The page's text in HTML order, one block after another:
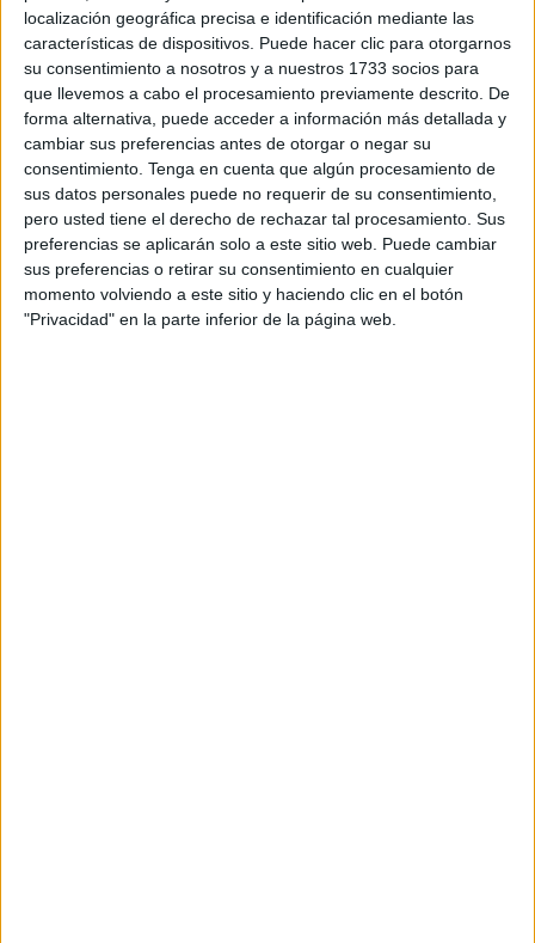
localización geográfica precisa e identificación mediante las
características de dispositivos. Puede hacer clic para otorgarnos
su consentimiento a nosotros y a nuestros 1733 socios para
que llevemos a cabo el procesamiento previamente descrito. De
forma alternativa, puede acceder a información más detallada y
cambiar sus preferencias antes de otorgar o negar su
consentimiento. Tenga en cuenta que algún procesamiento de
sus datos personales puede no requerir de su consentimiento,
pero usted tiene el derecho de rechazar tal procesamiento. Sus
preferencias se aplicarán solo a este sitio web. Puede cambiar
sus preferencias o retirar su consentimiento en cualquier
momento volviendo a este sitio y haciendo clic en el botón
"Privacidad" en la parte inferior de la página web.
durante menos horas de sueño mayor carga
arterosclerótica
La investigación se desarrolló durante siete días en
3,974 participantes mayores de 45 años. De acuerdo a
los expertos,los tiempos de sueño más bajos y el
sueño fragmentado se asocian de forma
independiente con un mayor riesgo de
aterosclerosis multiterritorial subclínica.
Aseguran que estos resultados resaltan la importancia
de los hábitos de sueño saludables para la prevención